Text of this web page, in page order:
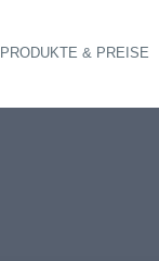
Haupt-Navigation
PRODUKTE & PREISE